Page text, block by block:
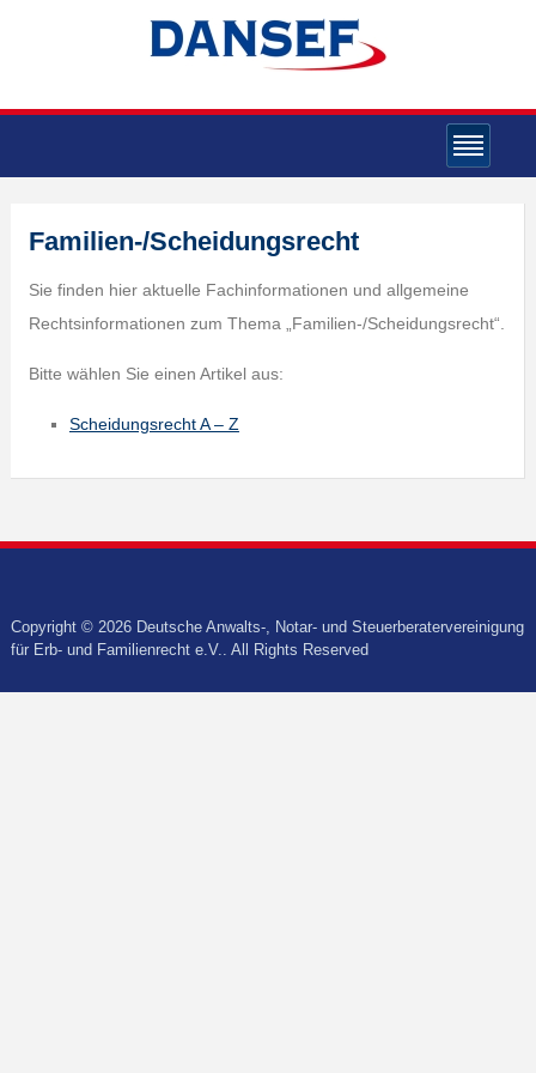
Familien-/Scheidungsrecht
Sie finden hier aktuelle Fachinformationen und allgemeine
Rechtsinformationen zum Thema „Familien-/Scheidungsrecht“.
Bitte wählen Sie einen Artikel aus:
Scheidungsrecht A – Z
Copyright © 2026 Deutsche Anwalts-, Notar- und Steuerberatervereinigung
für Erb- und Familienrecht e.V.. All Rights Reserved